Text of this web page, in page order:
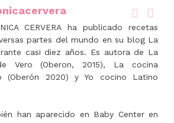
CERVERA ha publicado recetas
partes del mundo en su blog La
casi diez años. Es autora de La
Vero (Oberon, 2015), La cocina
(Oberón 2020) y Yo cocino Latino
han aparecido en Baby Center en